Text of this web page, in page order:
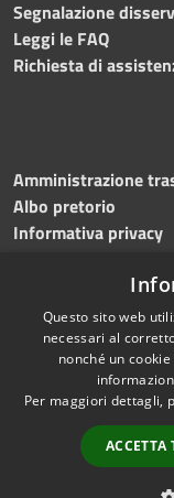
Segnalazione
Leggi le FAQ
Richiesta di
Amministrazione
Albo pretorio
Informativa privacy
Dichiarazione di
RSS
Accessibilità
Questo sito web
necessari al
nonché un
Per maggiori dettagli,
ACCETTA